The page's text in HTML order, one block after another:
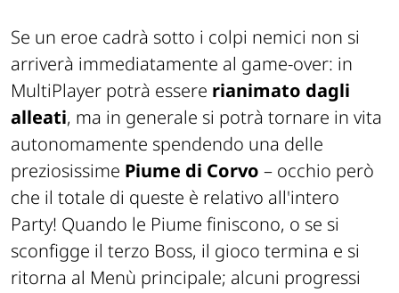
Se un eroe cadrà sotto i colpi nemici non si
arriverà immediatamente al game-over: in
MultiPlayer potrà essere rianimato dagli
alleati, ma in generale si potrà tornare in vita
autonomamente spendendo una delle
preziosissime Piume di Corvo – occhio però
che il totale di queste è relativo all'intero
Party! Quando le Piume finiscono, o se si
sconfigge il terzo Boss, il gioco termina e si
ritorna al Menù principale; alcuni progressi